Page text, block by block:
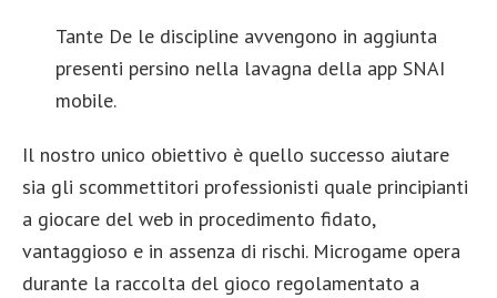
Tante De le discipline avvengono in aggiunta
presenti persino nella lavagna della app SNAI
mobile.
Il nostro unico obiettivo è quello successo aiutare
sia gli scommettitori professionisti quale principianti
a giocare del web in procedimento fidato,
vantaggioso e in assenza di rischi. Microgame opera
durante la raccolta del gioco regolamentato a